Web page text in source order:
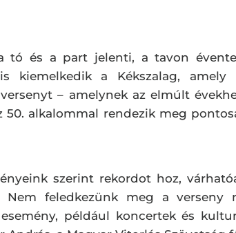
tó és a part jelenti, a tavon
kiemelkedik a Kékszalag, amely
– amelynek az elmúlt
alkalommal rendezik meg
szerint rekordot hoz,
feledkezünk meg a verseny
például koncertek és